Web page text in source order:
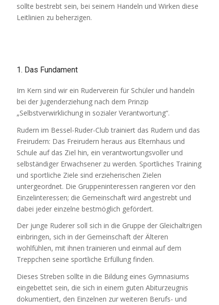
sollte bestrebt sein, bei seinem Handeln und Wirken diese
Leitlinien zu beherzigen.
1. Das Fundament
Im Kern sind wir ein Ruderverein für Schüler und handeln
bei der Jugenderziehung nach dem Prinzip
„Selbstverwirklichung in sozialer Verantwortung“.
Rudern im Bessel-Ruder-Club trainiert das Rudern und das
Freirudern: Das Freirudern heraus aus Elternhaus und
Schule auf das Ziel hin, ein verantwortungsvoller und
selbständiger Erwachsener zu werden. Sportliches Training
und sportliche Ziele sind erzieherischen Zielen
untergeordnet. Die Gruppeninteressen rangieren vor den
Einzelinteressen; die Gemeinschaft wird angestrebt und
dabei jeder einzelne bestmöglich gefördert.
Der junge Ruderer soll sich in die Gruppe der Gleichaltrigen
einbringen, sich in der Gemeinschaft der Älteren
wohlfühlen, mit ihnen trainieren und einmal auf dem
Treppchen seine sportliche Erfüllung finden.
Dieses Streben sollte in die Bildung eines Gymnasiums
eingebettet sein, die sich in einem guten Abiturzeugnis
dokumentiert, den Einzelnen zur weiteren Berufs- und